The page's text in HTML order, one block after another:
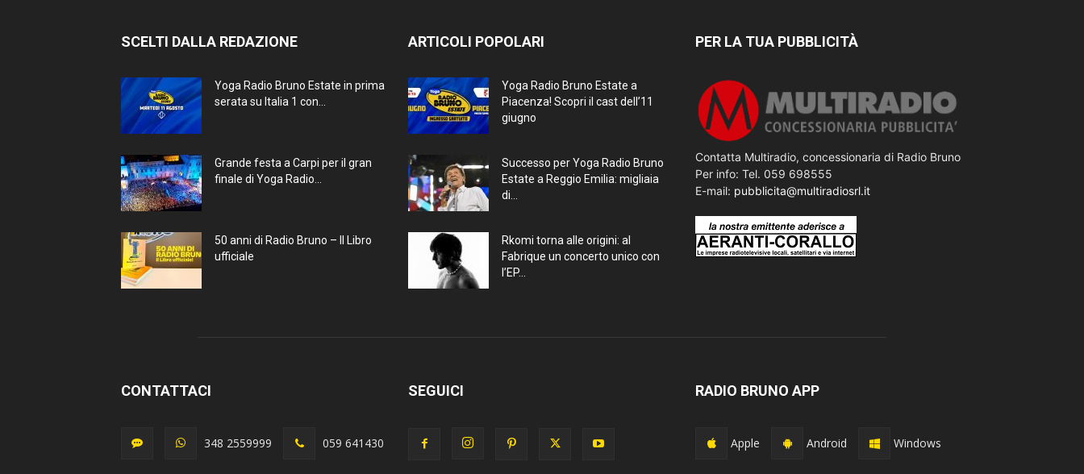
SCELTI DALLA REDAZIONE
Yoga Radio Bruno Estate in prima
serata su Italia 1 con...
Grande festa a Carpi per il gran
finale di Yoga Radio...
50 anni di Radio Bruno – Il Libro
ufficiale
ARTICOLI POPOLARI
Yoga Radio Bruno Estate a
Piacenza! Scopri il cast dell’11
giugno
Successo per Yoga Radio Bruno
Estate a Reggio Emilia: migliaia
di...
Rkomi torna alle origini: al
Fabrique un concerto unico con
l’EP...
PER LA TUA PUBBLICITÀ
Contatta Multiradio, concessionaria di Radio Bruno
Per info: Tel. 059 698555
E-mail: pubblicita@multiradiosrl.it
CONTATTACI
348 2559999 059 641430
SEGUICI RADIO BRUNO APP
Apple Android Windows